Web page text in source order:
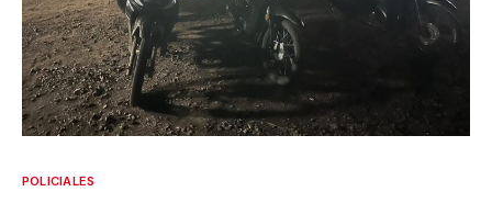
POLICIALES